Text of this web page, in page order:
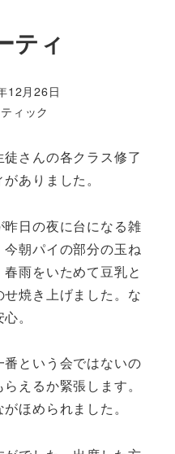
ティ
12月26日
ィック
さんの各クラス修了
ありました。
日の夜に台になる雑
朝パイの部分の玉ね
雨をいためて豆乳と
焼き上げました。な
。
という会ではないの
えるか緊張します。
ほめられました。